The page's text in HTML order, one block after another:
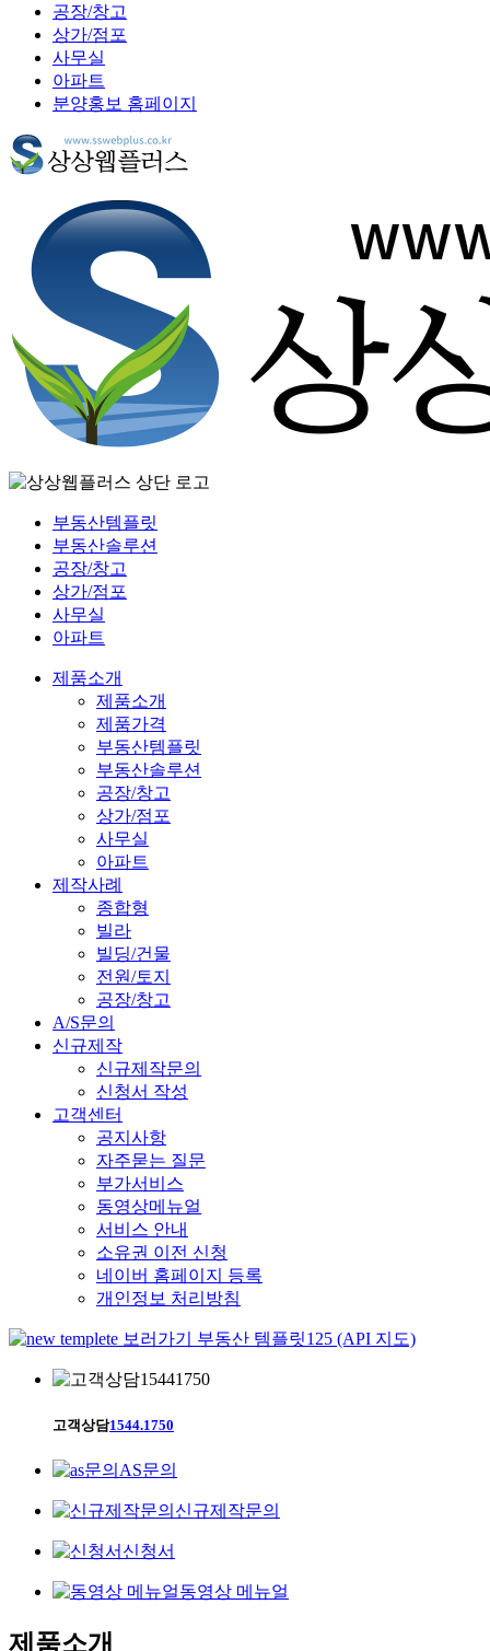
공장/창고
상가/점포
사무실
아파트
분양홍보 홈페이지
부동산템플릿
부동산솔루션
공장/창고
상가/점포
사무실
아파트
제품소개
제품소개
제품가격
부동산템플릿
부동산솔루션
공장/창고
상가/점포
사무실
아파트
제작사례
종합형
빌라
빌딩/건물
전원/토지
공장/창고
A/S문의
신규제작
신규제작문의
신청서 작성
고객센터
공지사항
자주묻는 질문
부가서비스
동영상메뉴얼
서비스 안내
소유권 이전 신청
네이버 홈페이지 등록
개인정보 처리방침
부동산 템플릿125 (API 지도)
고객상담1544.1750
AS문의
신규제작문의
신청서
동영상 메뉴얼
제품소개